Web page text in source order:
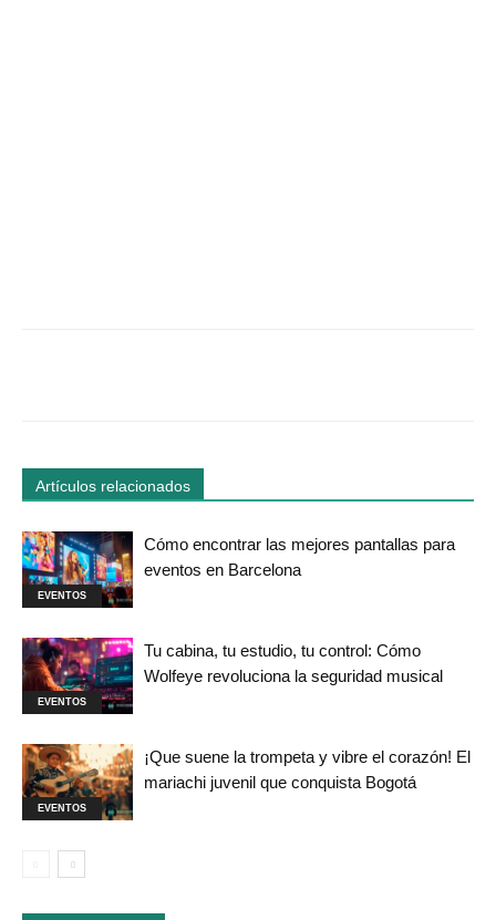
Artículos relacionados
EVENTOS
Cómo encontrar las mejores pantallas para
eventos en Barcelona
EVENTOS
Tu cabina, tu estudio, tu control: Cómo
Wolfeye revoluciona la seguridad musical
EVENTOS
¡Que suene la trompeta y vibre el corazón! El
mariachi juvenil que conquista Bogotá